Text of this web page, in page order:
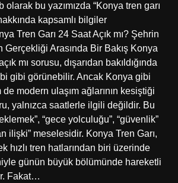
bu yazımızda “Konya tren garı
kapsamlı bilgiler
Tren Garı 24 Saat Açık mı? Şehrin
Gerçekliği Arasında Bir Bakış Konya
mı sorusu, dışarıdan bakıldığında
gibi görünebilir. Ancak Konya gibi
modern ulaşım ağlarının kesiştiği
yalnızca saatlerle ilgili değildir. Bu
“gece yolculuğu”, “güvenlik”
ilişki” meselesidir. Konya Tren Garı,
hızlı tren hatlarından biri üzerinde
günün büyük bölümünde hareketli
Fakat…